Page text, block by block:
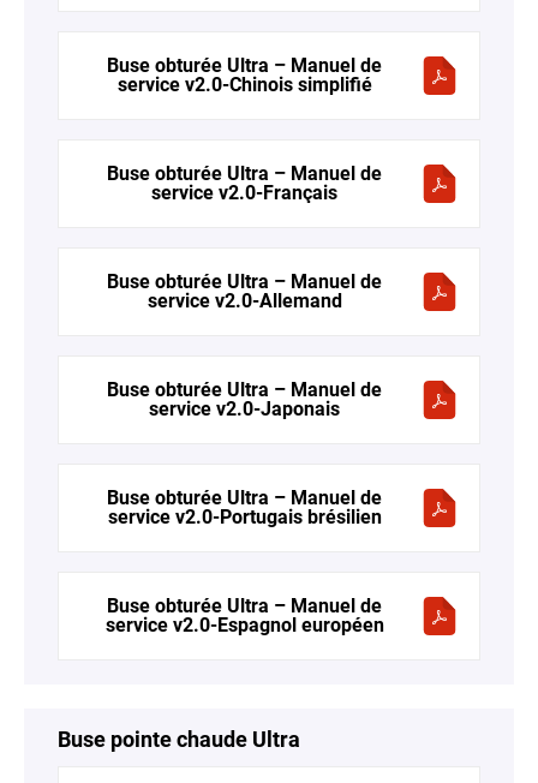
Buse obturée Ultra – Manuel de
service v2.0-Chinois simplifié
Buse obturée Ultra – Manuel de
service v2.0-Français
Buse obturée Ultra – Manuel de
service v2.0-Allemand
Buse obturée Ultra – Manuel de
service v2.0-Japonais
Buse obturée Ultra – Manuel de
service v2.0-Portugais brésilien
Buse obturée Ultra – Manuel de
service v2.0-Espagnol européen
Buse pointe chaude Ultra